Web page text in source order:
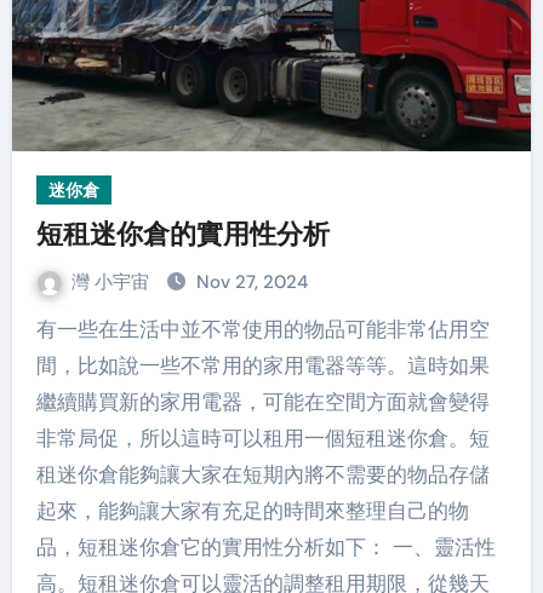
迷你倉
短租迷你倉的實用性分析
灣 小宇宙 Nov 27, 2024
有一些在生活中並不常使用的物品可能非常佔用空
間，比如說一些不常用的家用電器等等。這時如果
繼續購買新的家用電器，可能在空間方面就會變得
非常局促，所以這時可以租用一個短租迷你倉。短
租迷你倉能夠讓大家在短期內將不需要的物品存儲
起來，能夠讓大家有充足的時間來整理自己的物
品，短租迷你倉它的實用性分析如下： 一、靈活性
高。短租迷你倉可以靈活的調整租用期限，從幾天